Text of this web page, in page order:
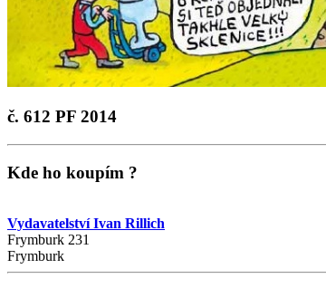
č. 612 PF 2014
Kde ho koupím ?
Vydavatelství Ivan Rillich
Frymburk 231
Frymburk